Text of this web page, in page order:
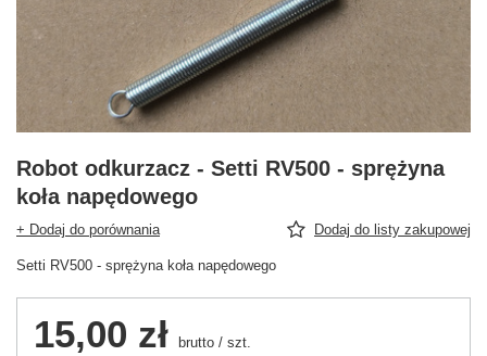
Robot odkurzacz - Setti RV500 - sprężyna
koła napędowego
+ Dodaj do porównania Dodaj do listy zakupowej
Setti RV500 - sprężyna koła napędowego
15,00 zł brutto / szt.